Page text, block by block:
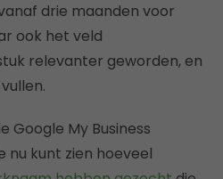
drie maanden voor
ook het veld
relevanter geworden, en
Google My Business
nu kunt zien hoeveel